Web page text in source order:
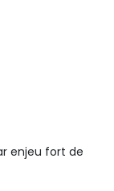
enjeu fort de